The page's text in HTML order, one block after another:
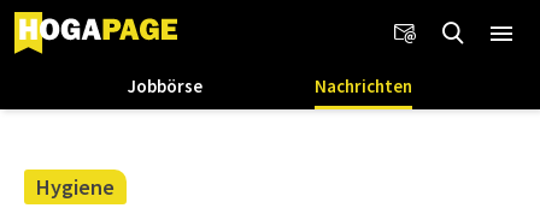
Jobbörse Nachrichten
Hygiene